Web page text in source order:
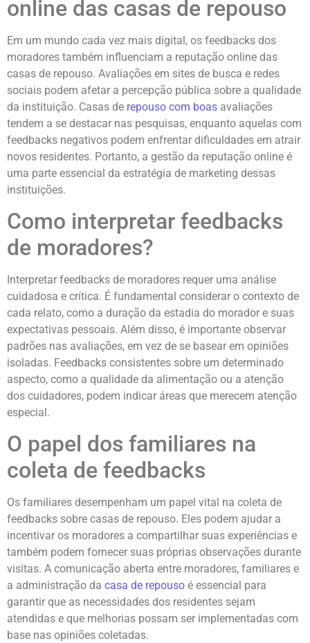
online das casas de repouso
Em um mundo cada vez mais digital, os feedbacks dos
moradores também influenciam a reputação online das
casas de repouso. Avaliações em sites de busca e redes
sociais podem afetar a percepção pública sobre a qualidade
da instituição. Casas de repouso com boas avaliações
tendem a se destacar nas pesquisas, enquanto aquelas com
feedbacks negativos podem enfrentar dificuldades em atrair
novos residentes. Portanto, a gestão da reputação online é
uma parte essencial da estratégia de marketing dessas
instituições.
Como interpretar feedbacks
de moradores?
Interpretar feedbacks de moradores requer uma análise
cuidadosa e crítica. É fundamental considerar o contexto de
cada relato, como a duração da estadia do morador e suas
expectativas pessoais. Além disso, é importante observar
padrões nas avaliações, em vez de se basear em opiniões
isoladas. Feedbacks consistentes sobre um determinado
aspecto, como a qualidade da alimentação ou a atenção
dos cuidadores, podem indicar áreas que merecem atenção
especial.
O papel dos familiares na
coleta de feedbacks
Os familiares desempenham um papel vital na coleta de
feedbacks sobre casas de repouso. Eles podem ajudar a
incentivar os moradores a compartilhar suas experiências e
também podem fornecer suas próprias observações durante
visitas. A comunicação aberta entre moradores, familiares e
a administração da casa de repouso é essencial para
garantir que as necessidades dos residentes sejam
atendidas e que melhorias possam ser implementadas com
base nas opiniões coletadas.